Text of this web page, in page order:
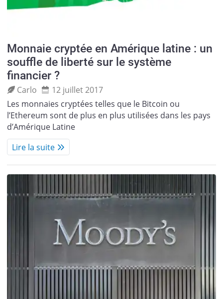
Monnaie cryptée en Amérique latine : un
souffle de liberté sur le système
financier ?
Carlo
12 juillet 2017
Les monnaies cryptées telles que le Bitcoin ou
l’Ethereum sont de plus en plus utilisées dans les pays
d’Amérique Latine
Lire la suite